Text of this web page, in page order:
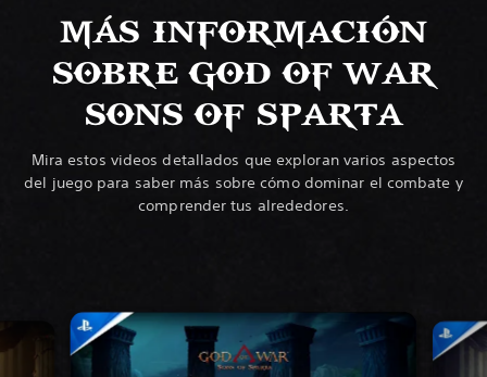
MÁS INFORMACIÓN
SOBRE GOD OF WAR
SONS OF SPARTA
Mira estos videos detallados que exploran varios aspectos
del juego para saber más sobre cómo dominar el combate y
comprender tus alrededores.